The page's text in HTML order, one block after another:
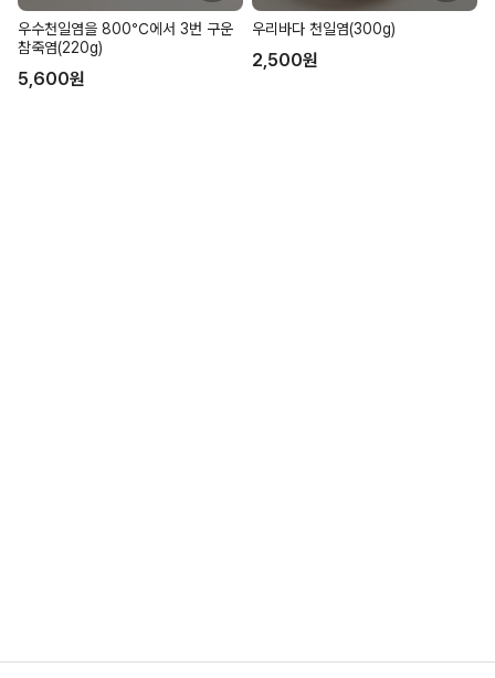
우수천일염을 800℃에서 3번 구운
참죽염(220g)
5,600원
우리바다 천일염(300g)
2,500원